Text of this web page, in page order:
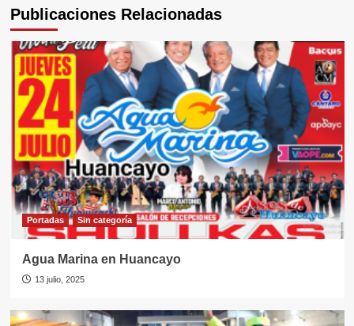
Publicaciones Relacionadas
Portadas Sin categorí­a
Agua Marina en Huancayo
13 julio, 2025